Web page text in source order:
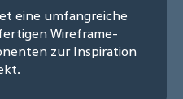
eine umfangreiche
Wireframe-
zur Inspiration